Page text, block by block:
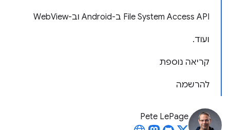
File System Access API ב-Android וב-WebView
ועוד.
קריאה נוספת
להרשמה
Pete LePage